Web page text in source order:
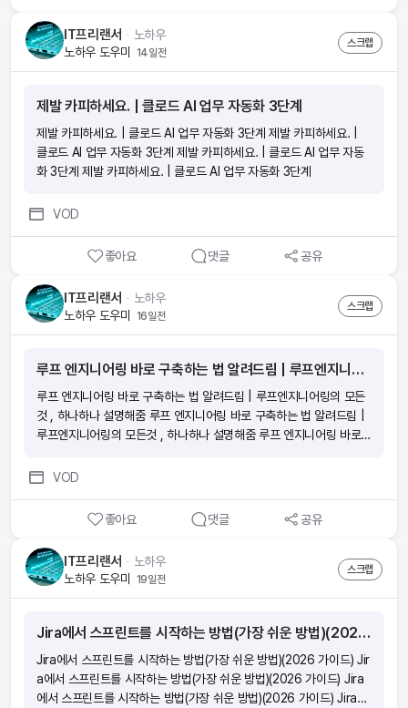
IT프리랜서 ᆞ 노하우
노하우 도우미
14일전
스크랩
제발 카피하세요. | 클로드 AI 업무 자동화 3단계
제발 카피하세요. | 클로드 AI 업무 자동화 3단계 제발 카피하세요. |
클로드 AI 업무 자동화 3단계 제발 카피하세요. | 클로드 AI 업무 자동
화 3단계 제발 카피하세요. | 클로드 AI 업무 자동화 3단계
VOD
좋아요 댓글 공유
IT프리랜서 ᆞ 노하우
노하우 도우미
16일전
스크랩
루프 엔지니어링 바로 구축하는 법 알려드림 | 루프엔지니어링의 모든것 , 하나하나 설명해줌
루프 엔지니어링 바로 구축하는 법 알려드림 | 루프엔지니어링의 모든
것 , 하나하나 설명해줌 루프 엔지니어링 바로 구축하는 법 알려드림 |
루프엔지니어링의 모든것 , 하나하나 설명해줌 루프 엔지니어링 바로
루프 엔지니어링 바로 구축하는 법 알려드림 | 루프엔지니어링의 모든
VOD
좋아요 댓글 공유
IT프리랜서 ᆞ 노하우
노하우 도우미
19일전
스크랩
Jira에서 스프린트를 시작하는 방법(가장 쉬운 방법)(2026 가이드)
Jira에서 스프린트를 시작하는 방법(가장 쉬운 방법)(2026 가이드) Jir
a에서 스프린트를 시작하는 방법(가장 쉬운 방법)(2026 가이드) Jira
에서 스프린트를 시작하는 방법(가장 쉬운 방법)(2026 가이드) Jira에